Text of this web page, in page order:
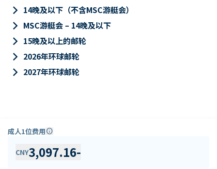
keyboard_arrow_right 14晚及以下（不含MSC游艇会）
keyboard_arrow_right MSC游艇会 – 14晚及以下
keyboard_arrow_right 15晚及以上的邮轮
keyboard_arrow_right 2026年环球邮轮
keyboard_arrow_right 2027年环球邮轮
成人1位费用info
CNY3,097.16-